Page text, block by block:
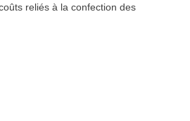
reliés à la confection des